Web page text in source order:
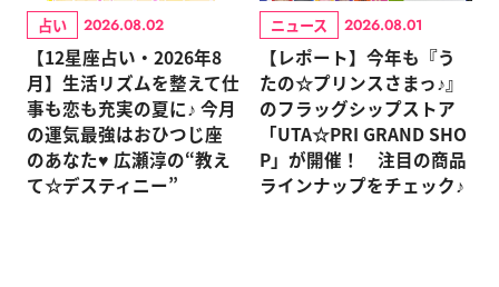
占い 2026.08.02
【12星座占い・2026年8
月】生活リズムを整えて仕
事も恋も充実の夏に♪ 今月
の運気最強はおひつじ座
のあなた♥ 広瀬淳の“教え
て☆デスティニー”
ニュース 2026.08.01
【レポート】今年も『う
たの☆プリンスさまっ♪』
のフラッグシップストア
「UTA☆PRI GRAND SHO
P」が開催！ 注目の商品
ラインナップをチェック♪